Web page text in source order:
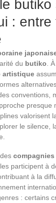
butiko
:
du butiko .
artistique
conventions,
presque
valorisent
le silence,
participent à
à la
: certains